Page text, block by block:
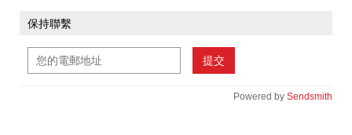
保持聯繫
提交
Powered by Sendsmith